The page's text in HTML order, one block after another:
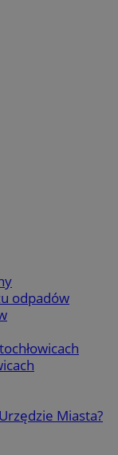
odpadów
Miasta?